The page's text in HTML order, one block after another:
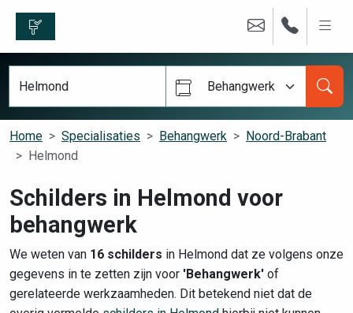
Behangwerk
Home Specialisaties Behangwerk
Noord-Brabant
Helmond
Schilders in Helmond voor
behangwerk
We weten van 16 schilders in Helmond dat ze volgens onze
gegevens in te zetten zijn voor 'Behangwerk' of
gerelateerde werkzaamheden. Dit betekend niet dat de